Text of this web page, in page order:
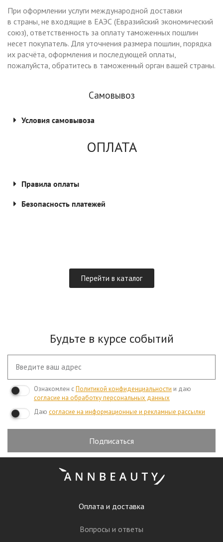
При оформлении услуги международной доставки
в страны, не входящие в ЕАЭС (Евразийский экономический
союз), ответственность за оплату таможенных пошлин
несет покупатель. Для уточнения размера пошлин, порядка
их расчёта, оформления и последующей оплаты,
пожалуйста, обратитесь в таможенный орган вашей страны.
Самовывоз
Условия самовывоза
ОПЛАТА
Правила оплаты
Безопасность платежей
Перейти в каталог
Будьте в курсе событий
Ознакомлен сПолитикой конфиденциальности и даю
согласие на обработку персональных данных
Даю согласие на информационные и рекламные рассылки
Подписаться
Оплата и доставка
Вопросы и ответы